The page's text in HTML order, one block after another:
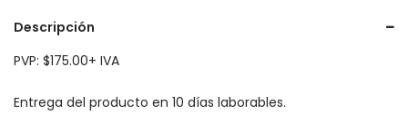
Descripción
PVP: $175.00+ IVA
Entrega del producto en 10 días laborables.